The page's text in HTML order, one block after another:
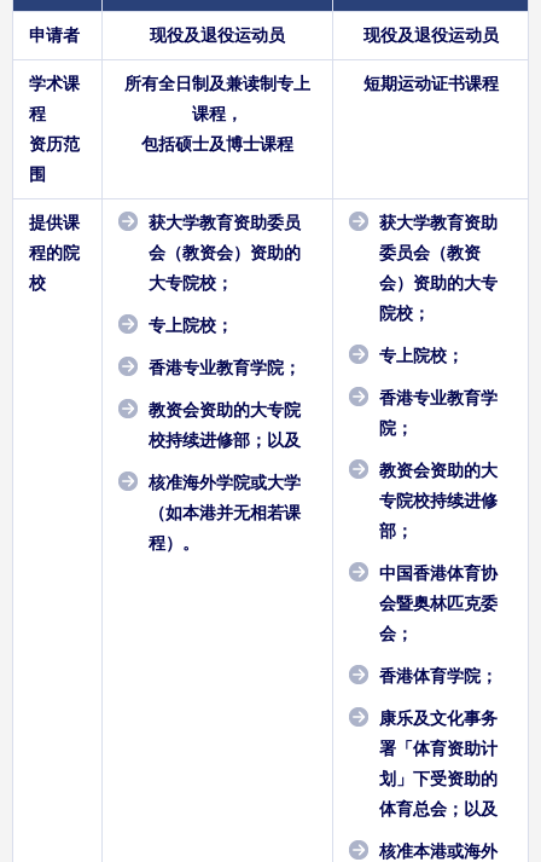
申请者 现役及退役运动员 现役及退役运动员
学术课
程
资历范
围
所有全日制及兼读制专上
课程，
包括硕士及博士课程
短期运动证书课程
提供课
程的院
校
获大学教育资助委员
会（教资会）资助的
大专院校；
专上院校；
香港专业教育学院；
教资会资助的大专院
校持续进修部；以及
核准海外学院或大学
（如本港并无相若课
程）。
获大学教育资助
委员会（教资
会）资助的大专
院校；
专上院校；
香港专业教育学
院；
教资会资助的大
专院校持续进修
部；
中国香港体育协
会暨奥林匹克委
会；
香港体育学院；
康乐及文化事务
署「体育资助计
划」下受资助的
体育总会；以及
核准本港或海外